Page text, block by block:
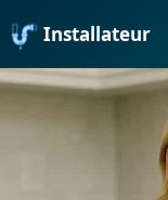
Installateur